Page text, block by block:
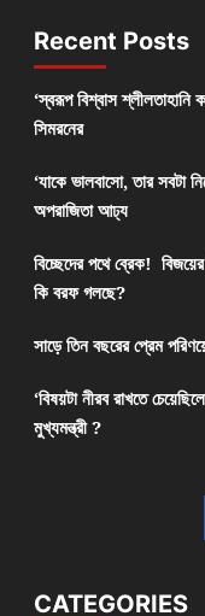
Recent Posts
‘স্বরূপ বিশ্বাস শ্লীলতাহানি
সিমরনের
‘যাকে ভালবাসো, তার সবটা
অপরাজিতা আঢ্য
বিচ্ছেদের পথে ব্রেক!
কি বরফ গলছে?
সাড়ে তিন বছরের প্রেম
‘বিষয়টা নীরব রাখতে
মুখ্যমন্ত্রী ?
CATEGORIES